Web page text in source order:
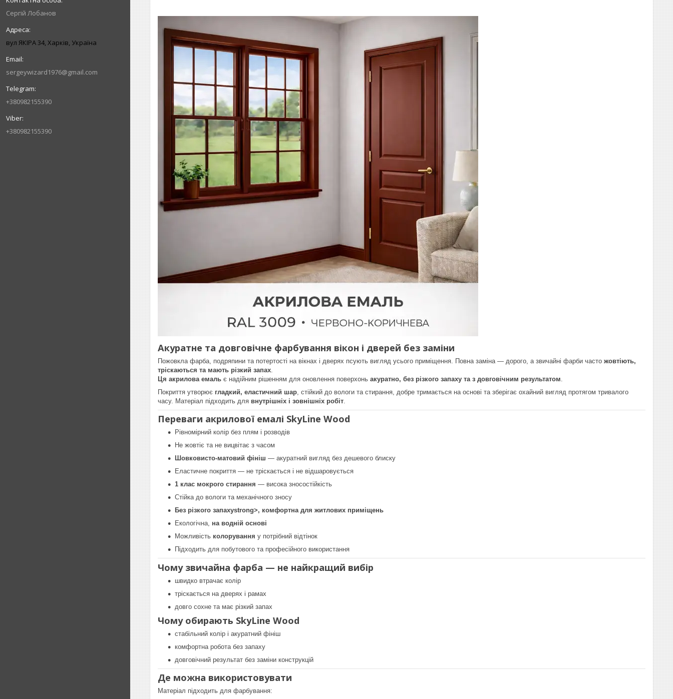
Сергій Лобанов
вул ЯКІРА 34, Харків, Україна
sergeywizard1976@gmail.com
+380982155390
+380982155390
Акуратне та довговічне фарбування вікон і дверей без заміни
Пожовкла фарба, подряпини та потертості на вікнах і дверях псують вигляд усього приміщення. Повна заміна — дорого, а звичайні фарби часто жовтіють,
тріскаються та мають різкий запах.
Ця акрилова емаль є надійним рішенням для оновлення поверхонь акуратно, без різкого запаху та з довговічним результатом.
Покриття утворює гладкий, еластичний шар, стійкий до вологи та стирання, добре тримається на основі та зберігає охайний вигляд протягом тривалого
часу. Матеріал підходить для внутрішніх і зовнішніх робіт.
Переваги акрилової емалі SkyLine Wood
Рівномірний колір без плям і розводів
Не жовтіє та не вицвітає з часом
Шовковисто-матовий фініш — акуратний вигляд без дешевого блиску
Еластичне покриття — не тріскається і не відшаровується
1 клас мокрого стирання — висока зносостійкість
Стійка до вологи та механічного зносу
Без різкого запахуstrong>, комфортна для житлових приміщень
Екологічна, на водній основі
Можливість колорування у потрібний відтінок
Підходить для побутового та професійного використання
Чому звичайна фарба — не найкращий вибір
швидко втрачає колір
тріскається на дверях і рамах
довго сохне та має різкий запах
Чому обирають SkyLine Wood
стабільний колір і акуратний фініш
комфортна робота без запаху
довговічний результат без заміни конструкцій
Де можна використовувати
Матеріал підходить для фарбування: